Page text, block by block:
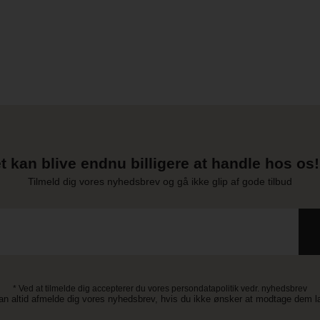
kan blive endnu billigere at handle hos
Tilmeld dig vores nyhedsbrev og gå ikke glip af gode tilbud
* Ved at tilmelde dig accepterer du vores persondatapolitik vedr. nyhedsbrev
altid afmelde dig vores nyhedsbrev, hvis du ikke ønsker at modtage dem